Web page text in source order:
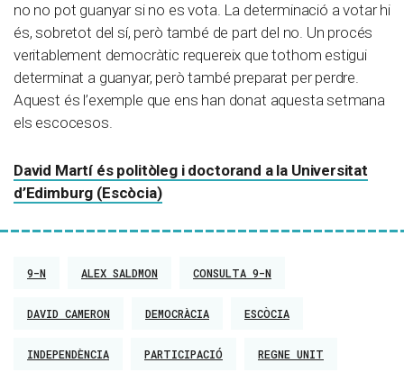
no no pot guanyar si no es vota. La determinació a votar hi
és, sobretot del sí, però també de part del no. Un procés
veritablement democràtic requereix que tothom estigui
determinat a guanyar, però també preparat per perdre.
Aquest és l’exemple que ens han donat aquesta setmana
els escocesos.
David Martí és politòleg i doctorand a la Universitat
d’Edimburg (Escòcia)
9-N ALEX SALDMON CONSULTA 9-N
DAVID CAMERON DEMOCRÀCIA ESCÒCIA
INDEPENDÈNCIA PARTICIPACIÓ REGNE UNIT